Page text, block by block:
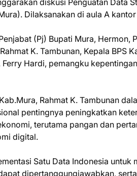
Dilaksanakan di aula A
(Pj) Bupati Mura, Hermon,
K. Tambunan, Kepala BPS
Hardi, pemangku
Rahmat K. Tambunan
pentingnya peningkatkan
terutama pangan dan
digital.
Satu Data Indonesia
dipertanggungjawabkan,